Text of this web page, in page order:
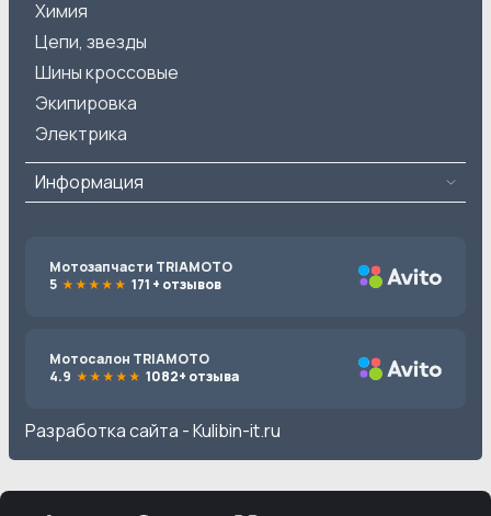
Химия
Цепи, звезды
Шины кроссовые
Экипировка
Электрика
Информация
Мотозапчасти TRIAMOTO
5
171 + отзывов
Мотосалон TRIAMOTO
4.9
1082+ отзыва
Разработка сайта -Kulibin-it.ru